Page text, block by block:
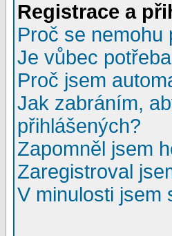
Registrace a
Proč se nemohu
Je vůbec
Proč jsem
Jak zabráním,
přihlášených?
Zapomněl jsem
Zaregistroval
V minulosti jsem